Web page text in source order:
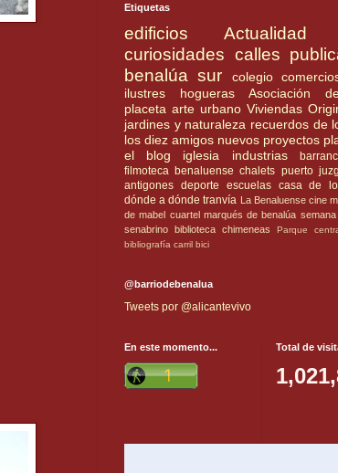
Etiquetas
edificios Actualidad
curiosidades calles
benalúa sur
colegio
ilustres
hogueras
Asociación
placeta arte urbano Viviendas
jardines y naturaleza recuerdos de
los diez amigos nuevos proyectos
el blog
iglesia industrias
filmoteca benaluense chalets puerto
antigones deporte escuelas casa de
dónde a dónde tranvía La Benaluense cine
de mabel cuartel marqués de benalúa
senabrino biblioteca chimeneas Parque
bibliografía carril bici
@barriodebenalua
Tweets por @alicantevivo
En este momento... Total de